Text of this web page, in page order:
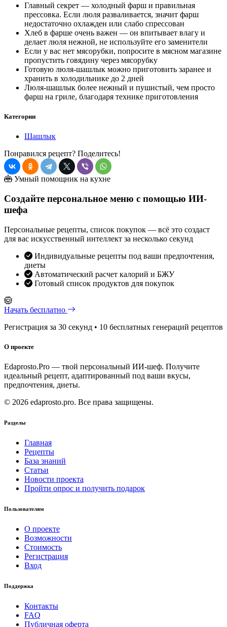
Главный секрет — холодный фарш и правильная
прессовка. Если люля разваливается, значит фарш
недостаточно охлажден или слабо спрессован
Хлеб в фарше очень важен — он впитывает влагу и
делает люля нежной, не используйте его заменители
Если у вас нет мясорубки, попросите в мясном магазине
пропустить говядину через мясорубку
Готовую люля-шашлык можно приготовить заранее и
хранить в холодильнике до 2 дней
Люля-шашлык более нежный и пушистый, чем просто
фарш на гриле, благодаря технике приготовления
Категории
Шашлык
Понравился рецепт? Поделитесь!
Умный помощник на кухне
Создайте персональное меню с помощью ИИ-
шефа
Персональные рецепты, список покупок — всё это создаст
для вас искусственный интеллект за несколько секунд
Индивидуальные рецепты под ваши предпочтения,
диеты
Автоматический расчет калорий и БЖУ
Готовый список продуктов для покупок
Начать бесплатно
Регистрация за 30 секунд • 10 бесплатных генераций рецептов
О проекте
Edaprosto.Pro — твой персональный ИИ-шеф. Получите
идеальный рецепт, адаптированный под ваши вкусы,
предпочтения, диеты.
© 2026 edaprosto.pro. Все права защищены.
Разделы
Главная
Рецепты
База знаний
Статьи
Новости проекта
Пройти опрос и получить подарок
Пользователям
О проекте
Возможности
Стоимость
Регистрация
Вход
Поддержка
Контакты
FAQ
Публичная оферта